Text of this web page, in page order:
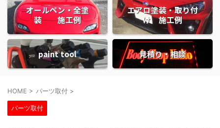
オールペン・全塗
装 施工例
エアロ塗装・取り付
け 施工例
paint tool 見積り・相談
HOME > パーツ取付 >
パーツ取付